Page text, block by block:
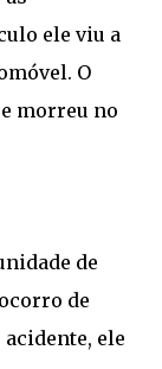
ele viu a
O
morreu no
de
de
acidente, ele